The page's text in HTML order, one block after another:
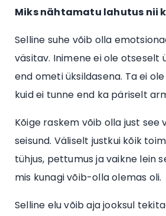
Miks nähtamatu lahutus nii
Selline suhe võib olla
väsitav. Inimene ei ole otseselt
end ometi üksildasena. Ta ei
kuid ei tunne end ka päriselt
Kõige raskem võib olla just see
seisund. Väliselt justkui kõik
tühjus, pettumus ja vaikne lein
mis kunagi võib-olla olemas oli.
Selline elu võib aja jooksul